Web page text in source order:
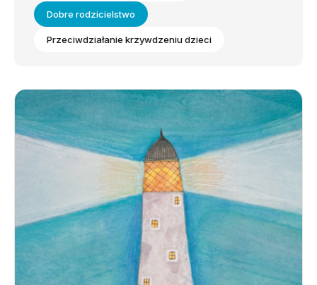
Dobre rodzicielstwo
Przeciwdziałanie krzywdzeniu dzieci